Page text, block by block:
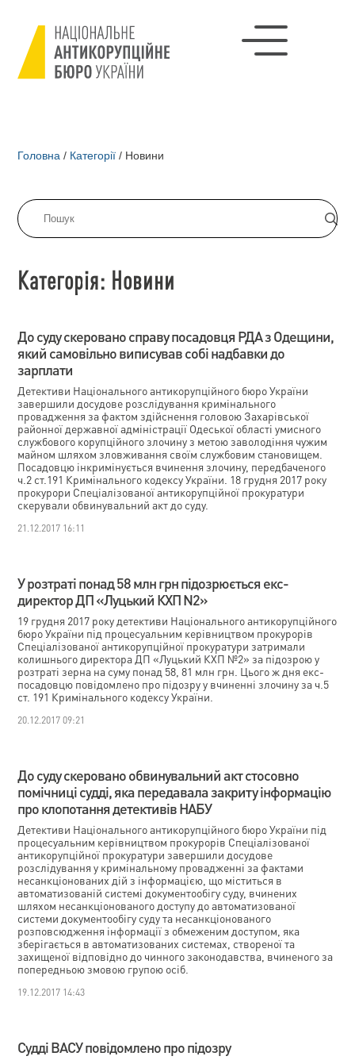
Головна / Категорії / Новини
Категорія: Новини
До суду скеровано справу посадовця РДА з Одещини,
який самовільно виписував собі надбавки до
зарплати
Детективи Національного антикорупційного бюро України
завершили досудове розслідування кримінального
провадження за фактом здійснення головою Захарівської
районної державної адміністрації Одеської області умисного
службового корупційного злочину з метою заволодіння чужим
майном шляхом зловживання своїм службовим становищем.
Посадовцю інкримінується вчинення злочину, передбаченого
ч.2 ст.191 Кримінального кодексу України. 18 грудня 2017 року
прокурори Спеціалізованої антикорупційної прокуратури
скерували обвинувальний акт до суду.
21.12.2017 16:11
У розтраті понад 58 млн грн підозрюється екс-
директор ДП «Луцький КХП N2»
19 грудня 2017 року детективи Національного антикорупційного
бюро України під процесуальним керівництвом прокурорів
Спеціалізованої антикорупційної прокуратури затримали
колишнього директора ДП «Луцький КХП №2» за підозрою у
розтраті зерна на суму понад 58, 81 млн грн. Цього ж дня екс-
посадовцю повідомлено про підозру у вчиненні злочину за ч.5
ст. 191 Кримінального кодексу України.
20.12.2017 09:21
До суду скеровано обвинувальний акт стосовно
помічниці судді, яка передавала закриту інформацію
про клопотання детективів НАБУ
Детективи Національного антикорупційного бюро України під
процесуальним керівництвом прокурорів Спеціалізованої
антикорупційної прокуратури завершили досудове
розслідування у кримінальному провадженні за фактами
несанкціонованих дій з інформацією, що міститься в
автоматизованій системі документообігу суду, вчинених
шляхом несанкціонованого доступу до автоматизованої
системи документообігу суду та несанкціонованого
розповсюдження інформації з обмеженим доступом, яка
зберігається в автоматизованих системах, створеної та
захищеної відповідно до чинного законодавства, вчиненого за
попередньою змовою групою осіб.
19.12.2017 14:43
Судді ВАСУ повідомлено про підозру